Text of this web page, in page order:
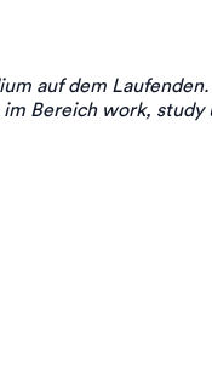
auf dem
Bereich work, study